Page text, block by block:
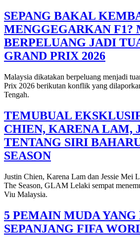
SEPANG BAKAL
MENGGEGARKAN F1?
BERPELUANG JADI
GRAND PRIX 2026
Malaysia dikatakan berpeluang menjadi
Prix 2026 berikutan konflik yang
Tengah.
TEMUBUAL
CHIEN, KARENA LAM,
TENTANG SIRI
SEASON
Justin Chien, Karena Lam dan Jessie Mei
The Season, GLAM Lelaki sempat
Viu Malaysia.
5 PEMAIN MUDA
SEPANJANG FIFA